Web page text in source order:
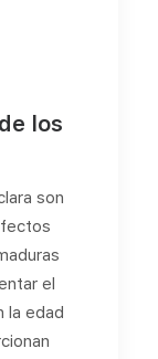
los
son
el
la edad